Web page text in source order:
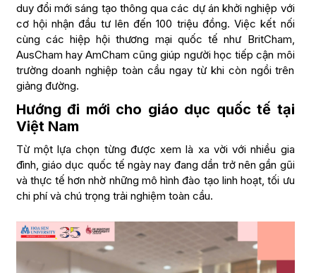
duy đổi mới sáng tạo thông qua các dự án khởi nghiệp với
cơ hội nhận đầu tư lên đến 100 triệu đồng. Việc kết nối
cùng các hiệp hội thương mại quốc tế như BritCham,
AusCham hay AmCham cũng giúp người học tiếp cận môi
trường doanh nghiệp toàn cầu ngay từ khi còn ngồi trên
giảng đường.
Hướng đi mới cho giáo dục quốc tế tại
Việt Nam
Từ một lựa chọn từng được xem là xa vời với nhiều gia
đình, giáo dục quốc tế ngày nay đang dần trở nên gần gũi
và thực tế hơn nhờ những mô hình đào tạo linh hoạt, tối ưu
chi phí và chú trọng trải nghiệm toàn cầu.